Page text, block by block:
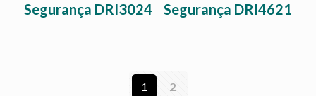
Segurança DRI3024
Segurança DRI4621
1 2